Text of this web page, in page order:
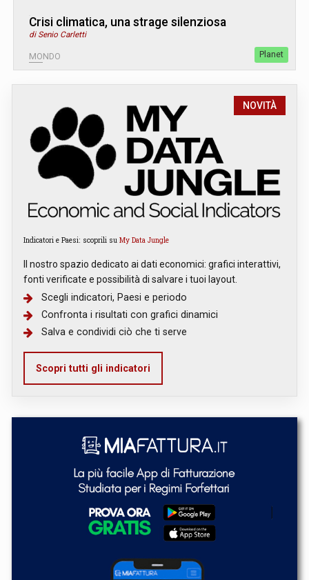
Crisi climatica, una strage silenziosa
di Senio Carletti
MONDO Planet
NOVITÀ
Indicatori e Paesi: scoprili su My Data Jungle
Il nostro spazio dedicato ai dati economici: grafici interattivi,
fonti verificate e possibilità di salvare i tuoi layout.
Scegli indicatori, Paesi e periodo
Confronta i risultati con grafici dinamici
Salva e condividi ciò che ti serve
Scopri tutti gli indicatori